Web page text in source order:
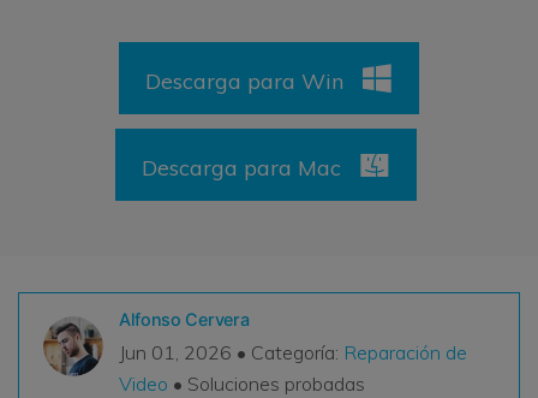
Recoverit para Mac
Recupera datos ilimitados del sistema Mac
Pruébalo Gratis
Recupera datos perdidos/eliminados gratis
Pruébalo Gratis
Recuperar Documentos
Historias de Clientes
Temas Destacados
DESCARGAR Sign In
Descarga para Win
Descarga para Mac
Alfonso Cervera
Jun 01, 2026 • Categoría: Reparación de
Video • Soluciones probadas